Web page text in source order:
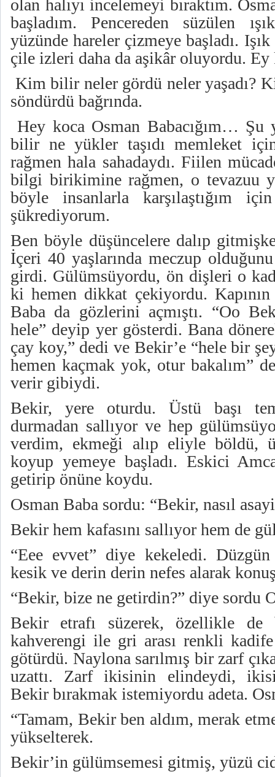
olan halıyı incelemeyi bıraktım.
başladım. Pencereden süzülen
yüzünde hareler çizmeye başladı.
çile izleri daha da aşikâr oluyordu. Ey
Kim bilir neler gördü neler yaşadı?
söndürdü bağrında.
Hey koca Osman Babacığım… Şu
bilir ne yükler taşıdı memleket
rağmen hala sahadaydı. Fiilen
bilgi birikimine rağmen, o tevazuu
böyle insanlarla karşılaştığım
şükrediyorum.
Ben böyle düşüncelere dalıp
İçeri 40 yaşlarında meczup
girdi. Gülümsüyordu, ön dişleri o
ki hemen dikkat çekiyordu.
Baba da gözlerini açmıştı. “Oo
hele” deyip yer gösterdi. Bana
çay koy,” dedi ve Bekir’e “hele bir
hemen kaçmak yok, otur bakalım”
verir gibiydi.
Bekir, yere oturdu. Üstü başı
durmadan sallıyor ve hep
verdim, ekmeği alıp eliyle böldü,
koyup yemeye başladı. Eskici
getirip önüne koydu.
Osman Baba sordu: “Bekir, nasıl
Bekir hem kafasını sallıyor hem de
“Eee evvet” diye kekeledi.
kesik ve derin derin nefes alarak
“Bekir, bize ne getirdin?” diye sordu
Bekir etrafı süzerek, özellikle de
kahverengi ile gri arası renkli
götürdü. Naylona sarılmış bir zarf
uzattı. Zarf ikisinin elindeydi,
Bekir bırakmak istemiyordu adeta.
“Tamam, Bekir ben aldım, merak
yükselterek.
Bekir’in gülümsemesi gitmiş, yüzü